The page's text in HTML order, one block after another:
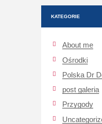
KATEGORIE
About me
Ośrodki
Polska Dr
post galeria
Przygody